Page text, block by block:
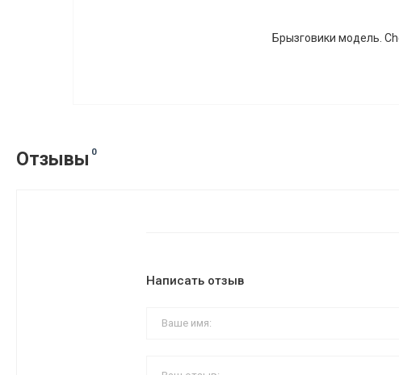
Брызговики модель.
Отзывы 0
Написать отзыв